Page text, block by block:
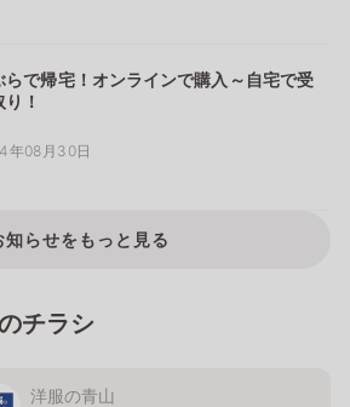
らで帰宅！オンラインで購入～自宅で受
！
年08月30日
知らせをもっと見る
チラシ
洋服の青山